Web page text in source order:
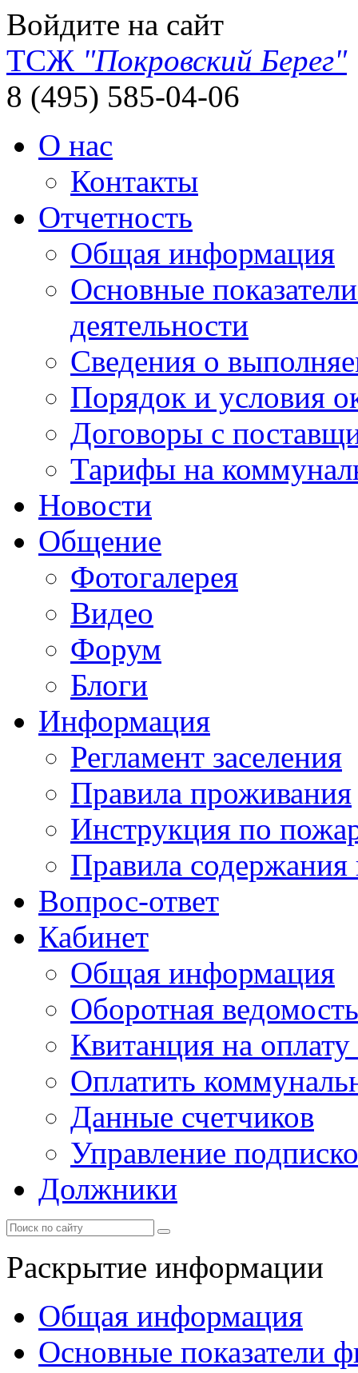
Войдите на сайт
ТСЖ "Покровский Берег"
8 (495) 585-04-06
О нас
Контакты
Отчетность
Общая информация
Основные
деятельности
Сведения о
Порядок и условия
Договоры с
Тарифы на
Новости
Общение
Фотогалерея
Видео
Форум
Блоги
Информация
Регламент заселения
Правила проживания
Инструкция по
Правила
Вопрос-ответ
Кабинет
Общая информация
Оборотная ведомость
Квитанция на
Оплатить
Данные счетчиков
Управление
Должники
Раскрытие информации
Общая информация
Основные показатели